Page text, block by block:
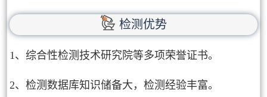
检测优势
1、综合性检测技术研究院等多项荣誉证书。
2、检测数据库知识储备大，检测经验丰富。